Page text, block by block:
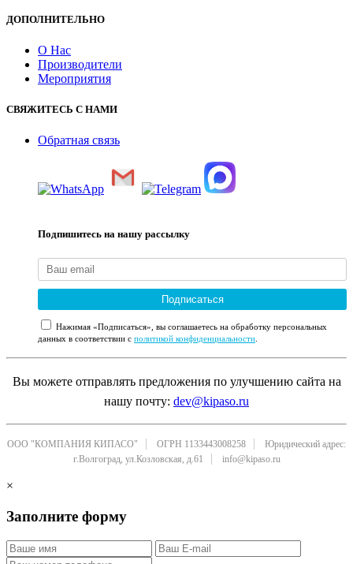
ДОПОЛНИТЕЛЬНО
О Нас
Производители
Мероприятия
СВЯЖИТЕСЬ С НАМИ
Обратная связь
Подпишитесь на нашу рассылку
Подписаться
Нажимая «Подписаться», вы соглашаетесь на обработку персональных
данных в соответствии с политикой конфиденциальности.
Вы можете отправлять предложения по улучшению сайта на
нашу почту: dev@kipaso.ru
ООО "КОМПАНИЯ КИПАСО" ОГРН 1133443008258
Юридический адрес:
г.Волгоград, ул.Козловская, д.61
info@kipaso.ru
×
Заполните форму